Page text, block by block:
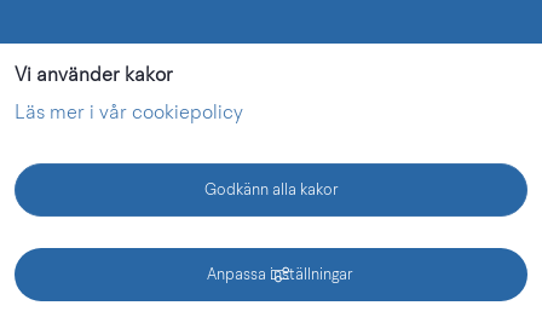
Vi använder kakor
Läs mer i vår cookiepolicy
Godkänn alla kakor
Anpassa inställningar
Vänermuseet - en webbplats inom Lidköping kommun